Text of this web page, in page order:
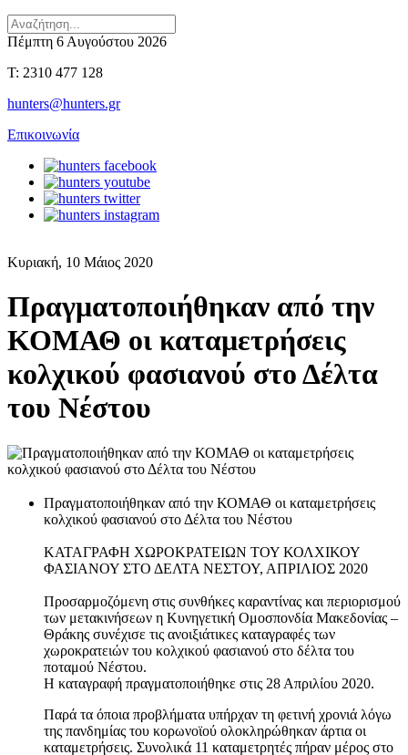
Πέμπτη 6 Αυγούστου 2026
T: 2310 477 128
hunters@hunters.gr
Επικοινωνία
Κυριακή, 10 Μάιος 2020
Πραγματοποιήθηκαν από την
ΚΟΜΑΘ οι καταμετρήσεις
κολχικού φασιανού στο Δέλτα
του Νέστου
Πραγματοποιήθηκαν από την ΚΟΜΑΘ οι καταμετρήσεις
κολχικού φασιανού στο Δέλτα του Νέστου
ΚΑΤΑΓΡΑΦΗ ΧΩΡΟΚΡΑΤΕΙΩΝ ΤΟΥ ΚΟΛΧΙΚΟΥ
ΦΑΣΙΑΝΟΥ ΣΤΟ ΔΕΛΤΑ ΝΕΣΤΟΥ, ΑΠΡΙΛΙΟΣ 2020
Προσαρμοζόμενη στις συνθήκες καραντίνας και περιορισμού
των μετακινήσεων η Κυνηγετική Ομοσπονδία Μακεδονίας –
Θράκης συνέχισε τις ανοιξιάτικες καταγραφές των
χωροκρατειών του κολχικού φασιανού στο δέλτα του
ποταμού Νέστου.
Η καταγραφή πραγματοποιήθηκε στις 28 Απριλίου 2020.
Παρά τα όποια προβλήματα υπήρχαν τη φετινή χρονιά λόγω
της πανδημίας του κορωνοϊού ολοκληρώθηκαν άρτια οι
καταμετρήσεις. Συνολικά 11 καταμετρητές πήραν μέρος στο